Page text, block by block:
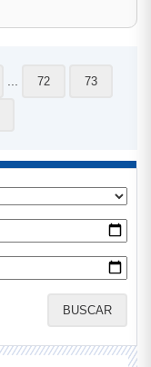
72 73
BUSCAR